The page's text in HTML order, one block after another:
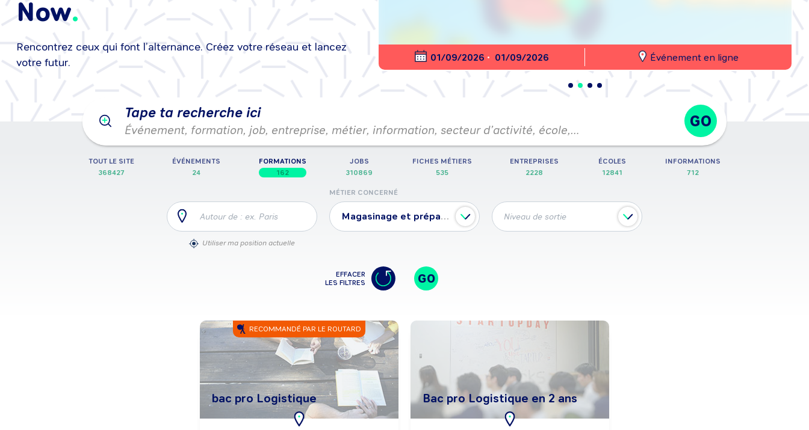
Now
Rencontrez ceux qui font l’alternance. Créez votre réseau et lancez
votre futur.
25/08/2026 01/09/2026 • 01/09/2026 Événement en ligne
Tape ta recherche ici
Événement, formation, job, entreprise, métier, information, secteur d’activité, école,… GO
TOUT LE SITE
368427
ÉVÉNEMENTS
24
FORMATIONS
162
JOBS
310869
FICHES MÉTIERS
535
ENTREPRISES
2228
ÉCOLES
12841
INFORMATIONS
712
EFFACER
LES FILTRES
Autour de : ex. Paris
Utiliser ma position actuelle
MÉTIER CONCERNÉ
Magasinage et préparation de commandes Niveau de sortie
GO
RECOMMANDÉ PAR LE ROUTARD
bac pro Logistique Bac pro Logistique en 2 ans